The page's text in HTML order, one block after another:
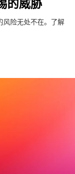
的威胁
风险无处不在。了解